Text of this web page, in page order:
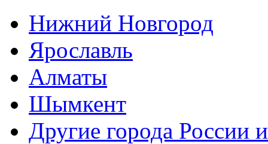
Нижний Новгород
Ярославль
Алматы
Шымкент
Другие города России